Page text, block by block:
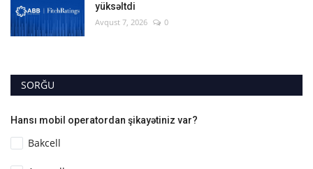
yüksəltdi
Avqust 7, 2026 0
SORĞU
Hansı mobil operatordan şikayətiniz var?
Bakcell